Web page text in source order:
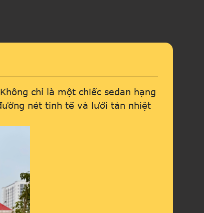
chỉ là một chiếc sedan hạng
nét tinh tế và lưới tản nhiệt